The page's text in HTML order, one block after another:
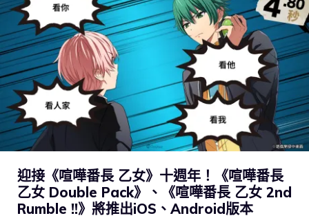
迎接《喧嘩番長 乙女》十週年！《喧嘩番長
乙女 Double Pack》、《喧嘩番長 乙女 2nd
Rumble !!》將推出iOS、Android版本